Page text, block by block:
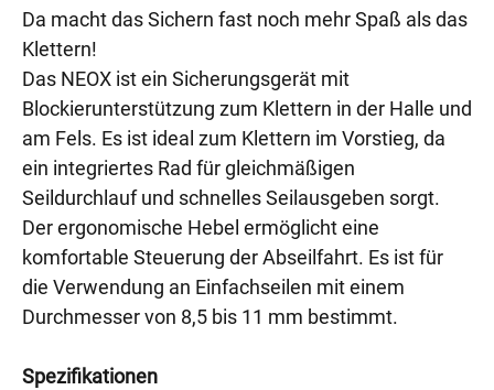
Da macht das Sichern fast noch mehr Spaß als das
Klettern!
Das NEOX ist ein Sicherungsgerät mit
Blockierunterstützung zum Klettern in der Halle und
am Fels. Es ist ideal zum Klettern im Vorstieg, da
ein integriertes Rad für gleichmäßigen
Seildurchlauf und schnelles Seilausgeben sorgt.
Der ergonomische Hebel ermöglicht eine
komfortable Steuerung der Abseilfahrt. Es ist für
die Verwendung an Einfachseilen mit einem
Durchmesser von 8,5 bis 11 mm bestimmt.
Spezifikationen